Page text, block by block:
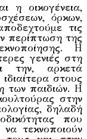
η οικογένεια,
όρκων,
τις
περίπτωση της
H
γενιές στη
την, αρκετά
στους
των παιδιών. Η
στην
δηλαδή
που
τεκνοποιούν